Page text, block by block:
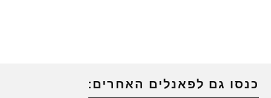
כנסו גם לפאנלים האחרים: